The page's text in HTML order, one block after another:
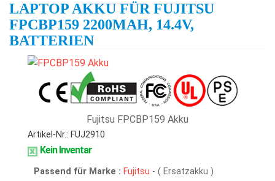
LAPTOP AKKU FÜR FUJITSU
FPCBP159 2200MAH, 14.4V,
BATTERIEN
Fujitsu FPCBP159 Akku
Artikel-Nr.: FUJ2910
Kein Inventar
Passend für Marke : Fujitsu - ( Ersatzakku )